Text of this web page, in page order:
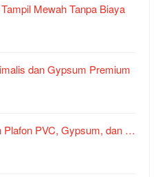
Mewah Tanpa Biaya
dan Gypsum Premium
Plafon PVC, Gypsum, dan …